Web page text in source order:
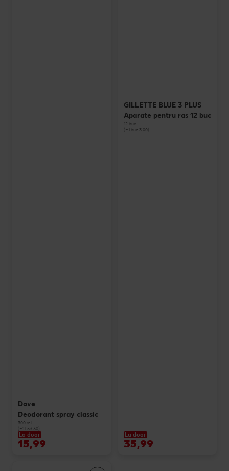
Dove
Deodorant spray classic
300 ml
(=1 l 53.30)
La doar
15,99
GILLETTE BLUE 3 PLUS
Aparate pentru ras 12 buc
12 buc
(=1 buc 3.00)
La doar
35,99